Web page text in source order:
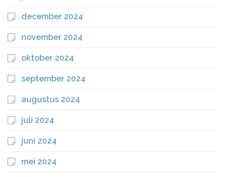
december 2024
november 2024
oktober 2024
september 2024
augustus 2024
juli 2024
juni 2024
mei 2024